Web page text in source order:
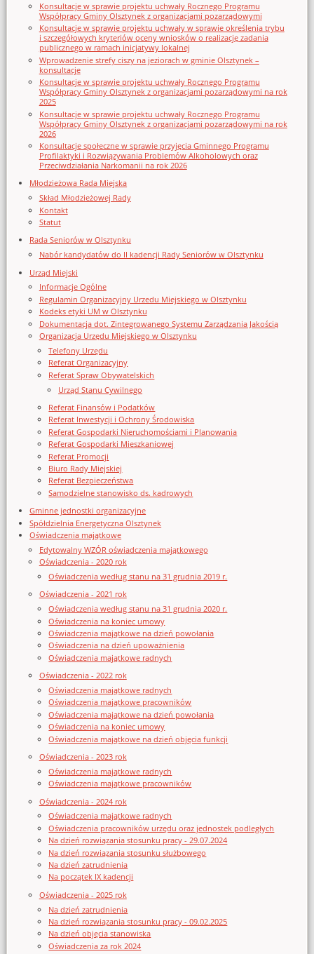
Konsultacje w sprawie projektu uchwały Rocznego Programu
Współpracy Gminy Olsztynek z organizacjami pozarządowymi
Konsultacje w sprawie projektu uchwały w sprawie określenia trybu
i szczegółowych kryteriów oceny wniosków o realizację zadania
publicznego w ramach inicjatywy lokalnej
Wprowadzenie strefy ciszy na jeziorach w gminie Olsztynek –
konsultacje
Konsultacje w sprawie projektu uchwały Rocznego Programu
Współpracy Gminy Olsztynek z organizacjami pozarządowymi na rok
2025
Konsultacje w sprawie projektu uchwały Rocznego Programu
Współpracy Gminy Olsztynek z organizacjami pozarządowymi na rok
2026
Konsultacje społeczne w sprawie przyjęcia Gminnego Programu
Profilaktyki i Rozwiązywania Problemów Alkoholowych oraz
Przeciwdziałania Narkomanii na rok 2026
Młodzieżowa Rada Miejska
Skład Młodzieżowej Rady
Kontakt
Statut
Rada Seniorów w Olsztynku
Nabór kandydatów do II kadencji Rady Seniorów w Olsztynku
Urząd Miejski
Informacje Ogólne
Regulamin Organizacyjny Urzedu Miejskiego w Olsztynku
Kodeks etyki UM w Olsztynku
Dokumentacja dot. Zintegrowanego Systemu Zarządzania Jakością
Organizacja Urzędu Miejskiego w Olsztynku
Telefony Urzędu
Referat Organizacyjny
Referat Spraw Obywatelskich
Urząd Stanu Cywilnego
Referat Finansów i Podatków
Referat Inwestycji i Ochrony Środowiska
Referat Gospodarki Nieruchomościami i Planowania
Referat Gospodarki Mieszkaniowej
Referat Promocji
Biuro Rady Miejskiej
Referat Bezpieczeństwa
Samodzielne stanowisko ds. kadrowych
Gminne jednostki organizacyjne
Spółdzielnia Energetyczna Olsztynek
Oświadczenia majątkowe
Edytowalny WZÓR oświadczenia majątkowego
Oświadczenia - 2020 rok
Oświadczenia według stanu na 31 grudnia 2019 r.
Oświadczenia - 2021 rok
Oświadczenia według stanu na 31 grudnia 2020 r.
Oświadczenia na koniec umowy
Oświadczenia majątkowe na dzień powołania
Oświadczenia na dzień upoważnienia
Oświadczenia majątkowe radnych
Oświadczenia - 2022 rok
Oświadczenia majątkowe radnych
Oświadczenia majątkowe pracowników
Oświadczenia majątkowe na dzień powołania
Oświadczenia na koniec umowy
Oświadczenia majątkowe na dzień objęcia funkcji
Oświadczenia - 2023 rok
Oświadczenia majątkowe radnych
Oświadczenia majątkowe pracowników
Oświadczenia - 2024 rok
Oświadczenia majątkowe radnych
Oświadczenia pracowników urzędu oraz jednostek podległych
Na dzień rozwiązania stosunku pracy - 29.07.2024
Na dzień rozwiązania stosunku służbowego
Na dzień zatrudnienia
Na początek IX kadencji
Oświadczenia - 2025 rok
Na dzień zatrudnienia
Na dzień rozwiązania stosunku pracy - 09.02.2025
Na dzień objęcia stanowiska
Oświadczenia za rok 2024